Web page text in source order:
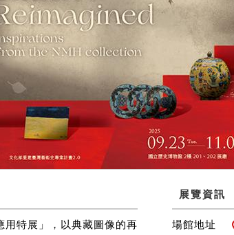
用特展」，以典藏圖像的再
展覽資訊
場館地址